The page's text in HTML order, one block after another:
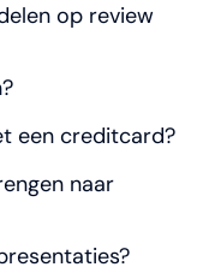
op review
een creditcard?
naar